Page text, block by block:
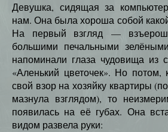
Девушка, сидящая за
нам. Она была хороша собой
На первый взгляд —
большими печальными
напоминали глаза чудовища из
«Аленький цветочек». Но потом,
свой взор на хозяйку квартиры
мазнула взглядом), то
появилась на её губах. Она
видом развела руки: